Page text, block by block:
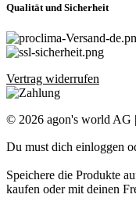
Qualität und Sicherheit
Vertrag widerrufen
© 2026 agon's world AG
Du must dich einloggen
Speichere die Produkte
kaufen oder mit deinen